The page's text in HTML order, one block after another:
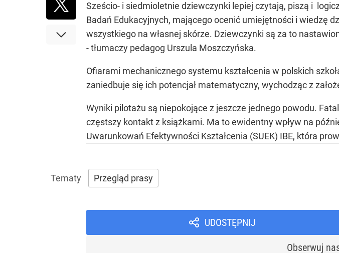
Sześcio- i siedmioletnie dziewczynki lepiej czytają, piszą i
Badań Edukacyjnych, mającego ocenić umiejętności i wiedzę
wszystkiego na własnej skórze. Dziewczynki są za to
- tłumaczy pedagog Urszula Moszczyńska.
Ofiarami mechanicznego systemu kształcenia w polskich
zaniedbuje się ich potencjał matematyczny, wychodząc z
Wyniki pilotażu są niepokojące z jeszcze jednego powodu.
częstszy kontakt z książkami. Ma to ewidentny wpływ na
Uwarunkowań Efektywności Kształcenia (SUEK) IBE, która
Przegląd prasy
UDOSTĘPNIJ
Obserwuj